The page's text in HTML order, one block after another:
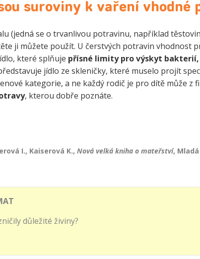
suroviny k vaření vhodné
(jedná se o trvanlivou potravinu, například
ji můžete použít. U čerstvých potravin vhodnost
které splňuje přísné limity pro výskyt
jídlo ze skleničky, které muselo projít
kategorie, a ne každý rodič je pro dítě může z
, kterou dobře poznáte.
I., Kaiserová K., Nová velká kniha o mateřství, Mladá
důležité živiny?